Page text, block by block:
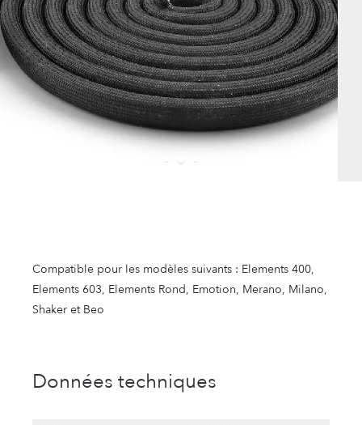
Compatible pour les modèles suivants : Elements 400,
Elements 603, Elements Rond, Emotion, Merano, Milano,
Shaker et Beo
Données techniques